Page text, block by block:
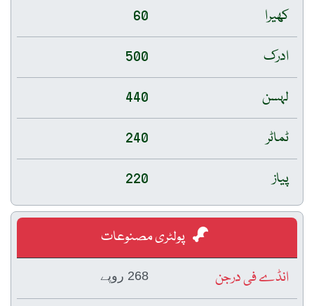
کھیرا
60
ادرک
500
لہسن
440
ٹماٹر
240
پیاز
220
پولٹری مصنوعات
انڈے فی درجن
268 روپے